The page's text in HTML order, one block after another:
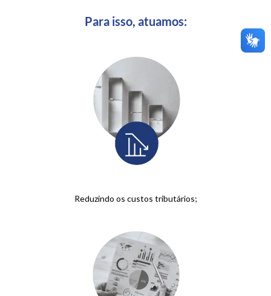
Para isso, atuamos:
Reduzindo os custos tributários;